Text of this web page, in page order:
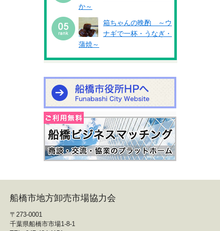
か～
箱ちゃんの晩酌 ～ウ
ナギで一杯・うなぎ・
蒲焼～
船橋市地方卸売市場協力会
〒273-0001
千葉県船橋市市場1-8-1